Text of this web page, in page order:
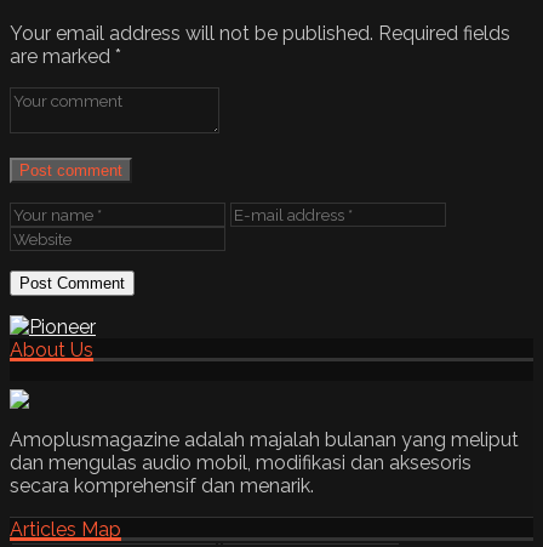
Your email address will not be published. Required fields
are marked *
Post comment
About Us
Amoplusmagazine adalah majalah bulanan yang meliput
dan mengulas audio mobil, modifikasi dan aksesoris
secara komprehensif dan menarik.
Articles Map